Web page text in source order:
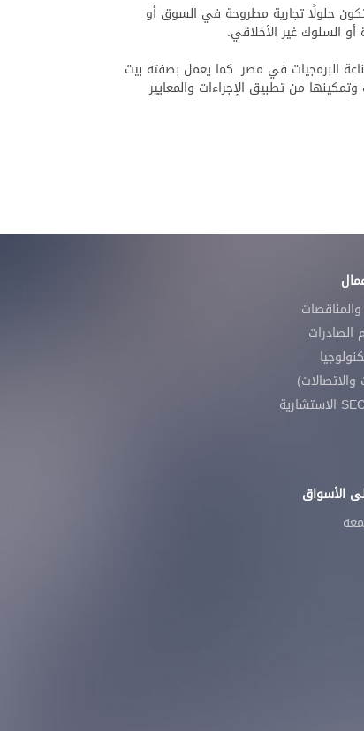
تكون حلولًا تجارية مطروحة في السوق أو
السلوك غير الأخلاقي.
لإيتيدا، ويدعم تنمية صناعة البرمجيات في مصر. كما يعمل بصفته بيت
من تطبيق الإجراءات والمعايير
الصادرات
والاتصالات)
الأسواق